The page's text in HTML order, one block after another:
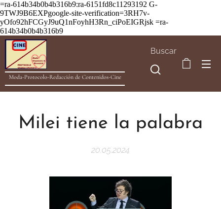
=ra-614b34b0b4b316b9:ra-6151fd8c11293192 G-
9TWJ9B6EXPgoogle-site-verification=3RH7v-
yOfo92hFCGyJ9uQ1nFoyhH3Rn_ciPoEIGRjsk =ra-
614b34b0b4b316b9
Moda-Protocolo-Redacción de Contenidos-Cine
Buscar
Milei tiene la palabra
20.05.2024